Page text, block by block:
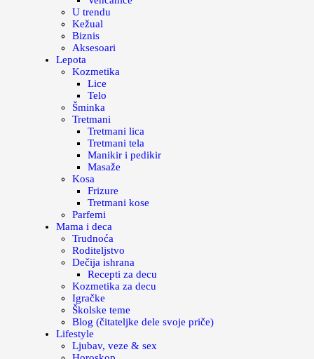
U trendu
Kežual
Biznis
Aksesoari
Lepota
Kozmetika
Lice
Telo
Šminka
Tretmani
Tretmani lica
Tretmani tela
Manikir i pedikir
Masaže
Kosa
Frizure
Tretmani kose
Parfemi
Mama i deca
Trudnoća
Roditeljstvo
Dečija ishrana
Recepti za decu
Kozmetika za decu
Igračke
Školske teme
Blog (čitateljke dele svoje priče)
Lifestyle
Ljubav, veze & sex